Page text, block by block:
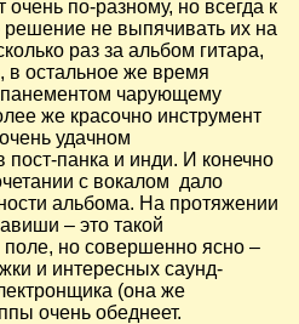
очень по-разному, но всегда к
не выпячивать их на
раз за альбом гитара,
, в остальное же время
чарующему
же красочно инструмент
удачном
панка и инди. И конечно
с вокалом дало
альбома. На протяжении
– это такой
поле, но совершенно ясно –
и интересных саунд-
(она же
очень обеднеет.